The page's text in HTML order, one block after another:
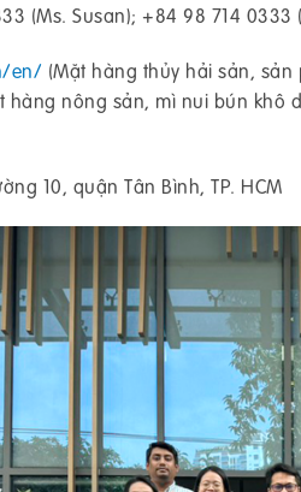
(Ms. Susan); +84 98 714 0333
en/ (Mặt hàng thủy hải sản,
hàng nông sản, mì nui bún khô
10, quận Tân Bình, TP. HCM